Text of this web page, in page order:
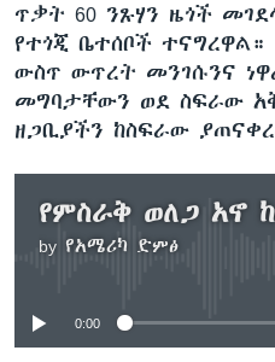
ጥቃት 60 ንጹሃን ዜጎች
የተጎጂ ቤተሰቦች
ውስጥ ውጥረት መንገሱንና
መግባታቸውን ወደ ስፍራው
ዘጋቢያችን ከስፍራው
by የአሜሪካ ድምፅ
No media
0:00